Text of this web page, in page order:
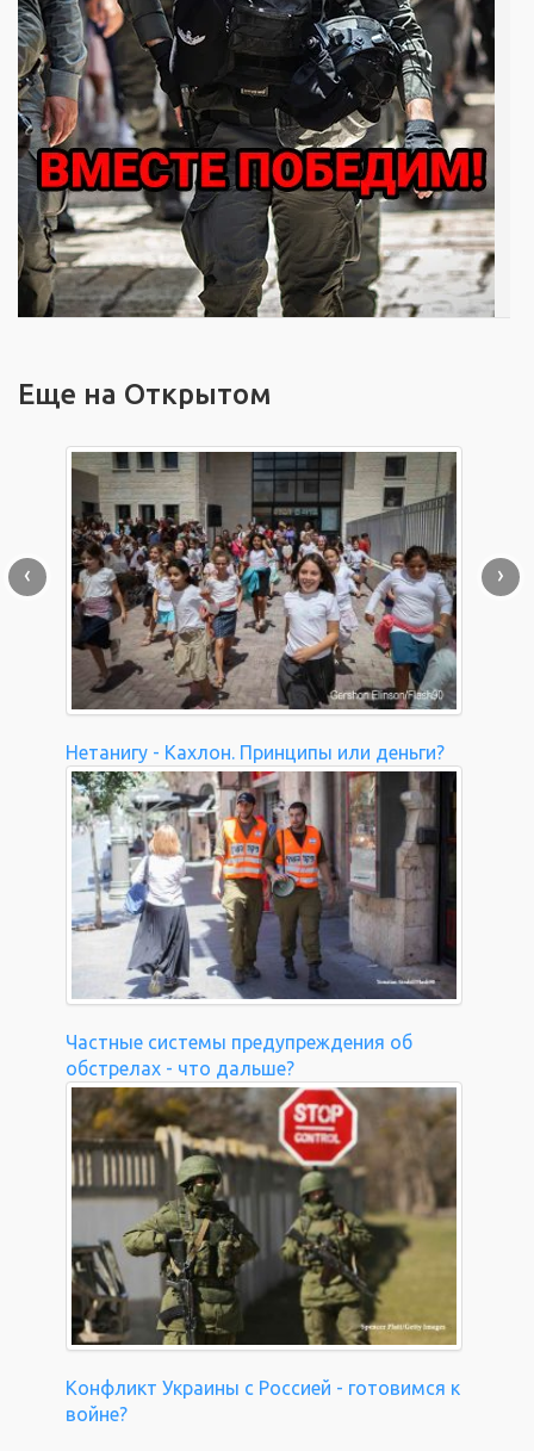
Еще на Открытом
Нетанигу - Кахлон. Принципы или деньги?
Частные системы предупреждения об
обстрелах - что дальше?
Конфликт Украины с Россией - готовимся к
войне?
‹ ›